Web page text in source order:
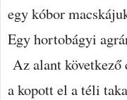
egy kóbor
Egy hortobágyi
Az alant
a kopott el a téli